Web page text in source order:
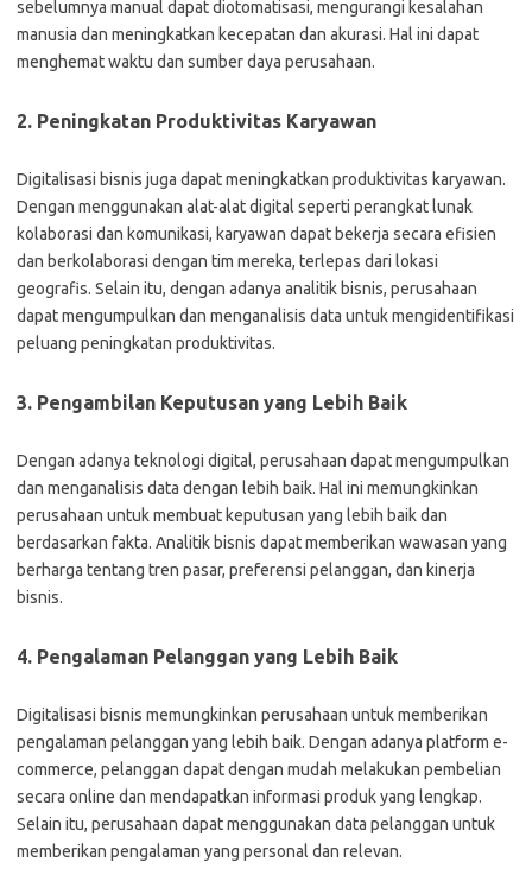
sebelumnya manual dapat diotomatisasi, mengurangi kesalahan
manusia dan meningkatkan kecepatan dan akurasi. Hal ini dapat
menghemat waktu dan sumber daya perusahaan.
2. Peningkatan Produktivitas Karyawan
Digitalisasi bisnis juga dapat meningkatkan produktivitas karyawan.
Dengan menggunakan alat-alat digital seperti perangkat lunak
kolaborasi dan komunikasi, karyawan dapat bekerja secara efisien
dan berkolaborasi dengan tim mereka, terlepas dari lokasi
geografis. Selain itu, dengan adanya analitik bisnis, perusahaan
dapat mengumpulkan dan menganalisis data untuk mengidentifikasi
peluang peningkatan produktivitas.
3. Pengambilan Keputusan yang Lebih Baik
Dengan adanya teknologi digital, perusahaan dapat mengumpulkan
dan menganalisis data dengan lebih baik. Hal ini memungkinkan
perusahaan untuk membuat keputusan yang lebih baik dan
berdasarkan fakta. Analitik bisnis dapat memberikan wawasan yang
berharga tentang tren pasar, preferensi pelanggan, dan kinerja
bisnis.
4. Pengalaman Pelanggan yang Lebih Baik
Digitalisasi bisnis memungkinkan perusahaan untuk memberikan
pengalaman pelanggan yang lebih baik. Dengan adanya platform e-
commerce, pelanggan dapat dengan mudah melakukan pembelian
secara online dan mendapatkan informasi produk yang lengkap.
Selain itu, perusahaan dapat menggunakan data pelanggan untuk
memberikan pengalaman yang personal dan relevan.